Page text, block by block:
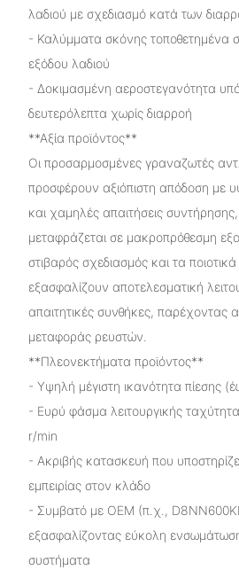
λαδιού με σχεδιασμό κατά των
- Καλύμματα σκόνης τοποθετημένα
εξόδου λαδιού
- Δοκιμασμένη αεροστεγανότητα
δευτερόλεπτα χωρίς διαρροή
**Αξία προϊόντος**
Οι προσαρμοσμένες γραναζωτές
προσφέρουν αξιόπιστη απόδοση με
και χαμηλές απαιτήσεις
μεταφράζεται σε μακροπρόθεσμη
στιβαρός σχεδιασμός και τα
εξασφαλίζουν αποτελεσματική
απαιτητικές συνθήκες, παρέχοντας
μεταφοράς ρευστών.
**Πλεονεκτήματα προϊόντος**
- Υψηλή μέγιστη ικανότητα πίεσης
- Ευρύ φάσμα λειτουργικής
r/min
- Ακριβής κατασκευή που
εμπειρίας στον κλάδο
- Συμβατό με OEM (π.χ.,
εξασφαλίζοντας εύκολη
συστήματα